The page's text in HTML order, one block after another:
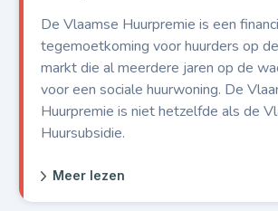
De Vlaamse Huurpremie is een
tegemoetkoming voor huurders op
markt die al meerdere jaren op de
voor een sociale huurwoning. De
Huurpremie is niet hetzelfde als de
Huursubsidie.
Meer lezen